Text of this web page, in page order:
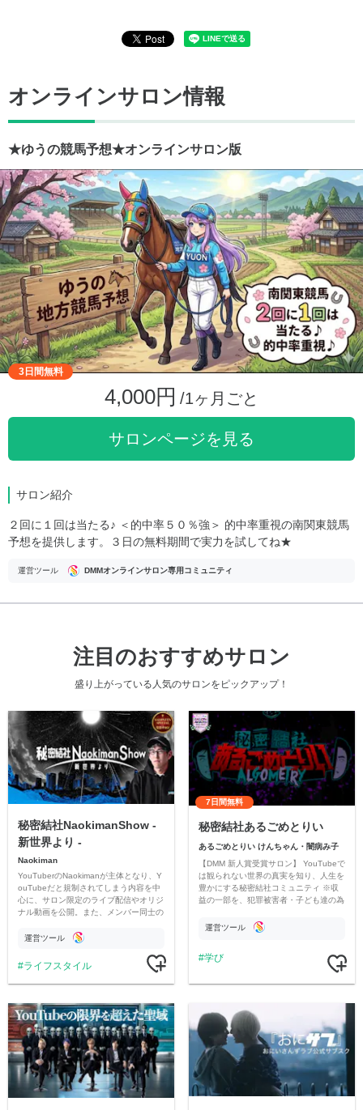
オンラインサロン情報
★ゆうの競馬予想★オンラインサロン版
3日間無料
4,000円 /1ヶ月ごと
サロンページを見る
サロン紹介
２回に１回は当たる♪ ＜的中率５０％強＞ 的中率重視の南関東競馬
予想を提供します。３日の無料期間で実力を試してね★
運営ツール DMMオンラインサロン専用コミュニティ
注目のおすすめサロン
盛り上がっている人気のサロンをピックアップ！
秘密結社NaokimanShow -
新世界より -
Naokiman
YouTuberのNaokimanが主体となり、Y
ouTubeだと規制されてしまう内容を中
心に、サロン限定のライブ配信やオリジ
ナル動画を公開。また、メンバー同士の
ただいています。
運営ツール
ライフスタイル
7日間無料
秘密結社あるごめとりい
あるごめとりい けんちゃん・闇病み子
【DMM 新人賞受賞サロン】 YouTubeで
は観られない世界の真実を知り、人生を
豊かにする秘密結社コミュニティ ※収
益の一部を、犯罪被害者・子ども達の為
す運営ツール
学び